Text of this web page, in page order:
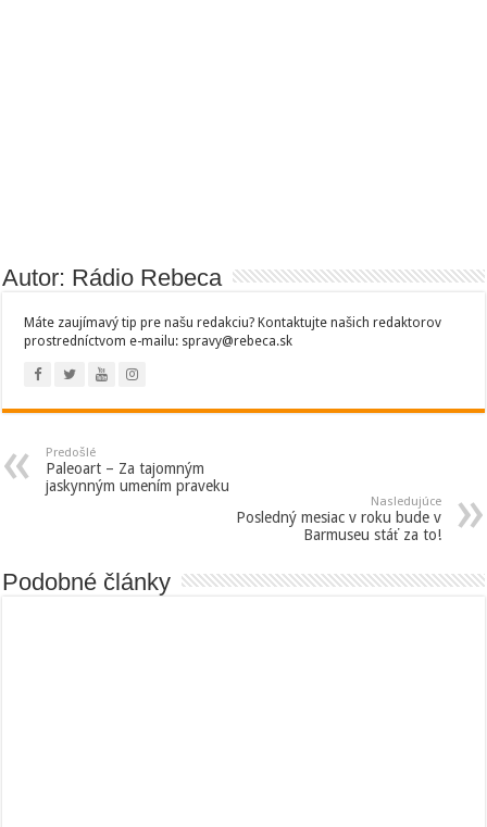
Autor: Rádio Rebeca
Máte zaujímavý tip pre našu redakciu? Kontaktujte našich redaktorov
prostredníctvom e-mailu: spravy@rebeca.sk
Predošlé
Paleoart – Za tajomným
jaskynným umením praveku
Nasledujúce
Posledný mesiac v roku bude v
Barmuseu stáť za to!
Podobné články